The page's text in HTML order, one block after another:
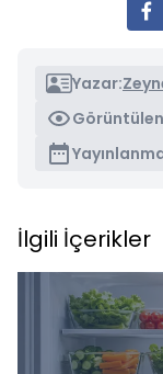
Yazar:
İlgili İçerikler